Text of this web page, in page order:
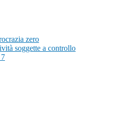
zero
soggette a controllo
7